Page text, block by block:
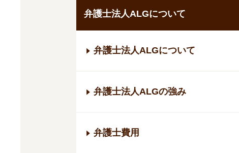
弁護士法人ALGについて
弁護士法人ALGについて
弁護士法人ALGの強み
弁護士費用